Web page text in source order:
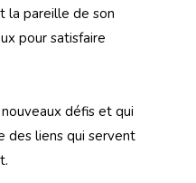
la pareille de son
pour satisfaire
défis et qui
des liens qui servent